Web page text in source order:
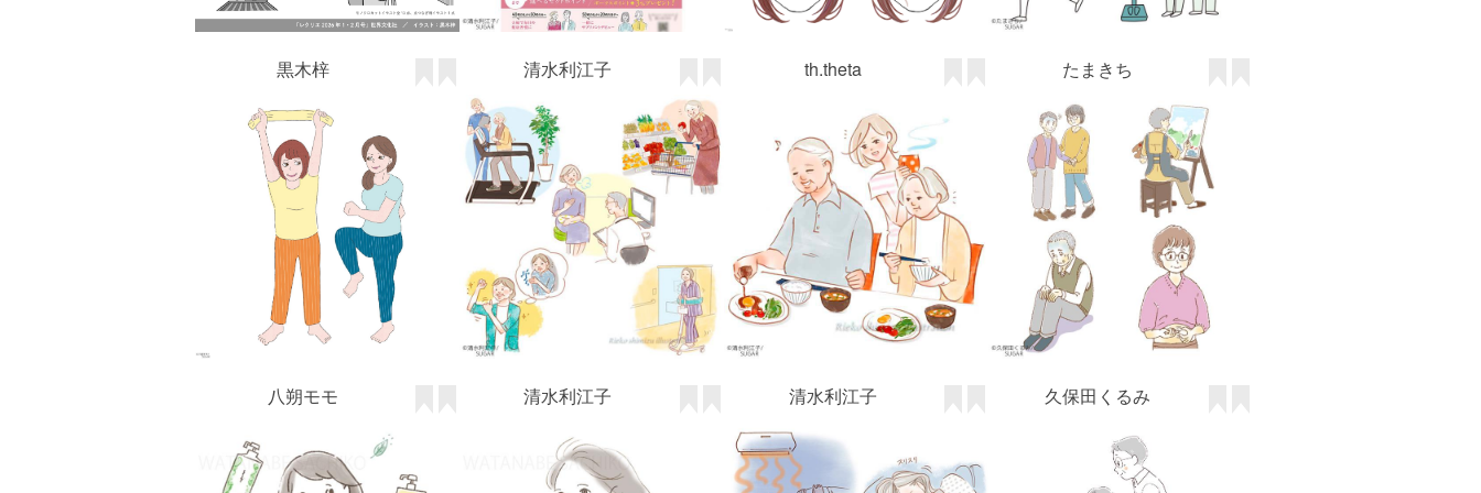
八朔モモ 清水利江子 久保田くるみ
わたなべ さちこ わたなべ さちこ 清水利江子 なかがわふみ